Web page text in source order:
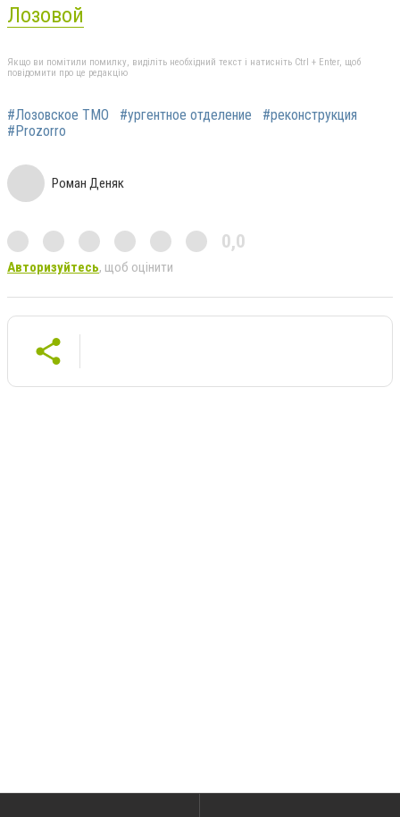
Лозовой
Якщо ви помітили помилку, виділіть необхідний текст і натисніть Ctrl + Enter, щоб
повідомити про це редакцію
#Лозовское ТМО #ургентное отделение
#реконструкция
#Prozorro
Роман Деняк
0,0
Авторизуйтесь, щоб оцінити